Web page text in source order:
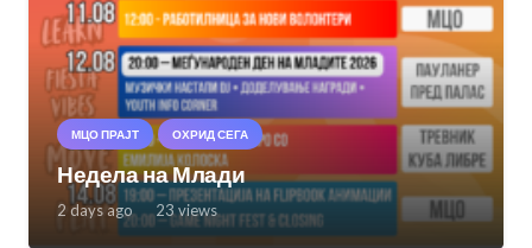
МЦО ПРАЈТ ОХРИД СЕГА
Недела на Млади
2 days ago 23views